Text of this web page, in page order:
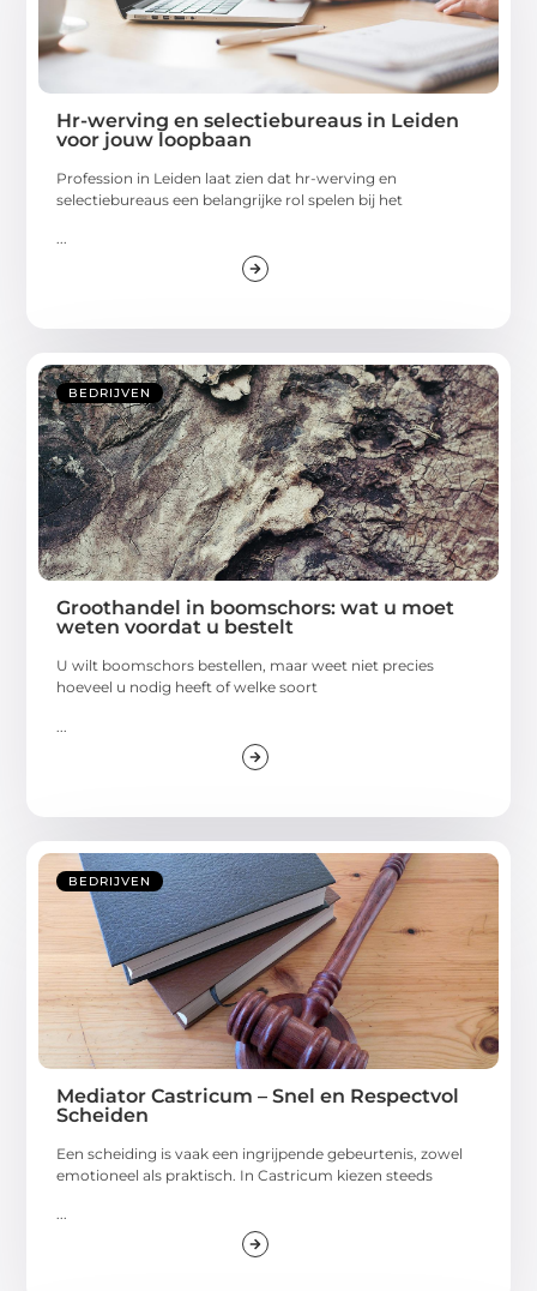
Hr-werving en selectiebureaus in Leiden
voor jouw loopbaan
Profession in Leiden laat zien dat hr-werving en
selectiebureaus een belangrijke rol spelen bij het
...
BEDRIJVEN
Groothandel in boomschors: wat u moet
weten voordat u bestelt
U wilt boomschors bestellen, maar weet niet precies
hoeveel u nodig heeft of welke soort
BEDRIJVEN
Mediator Castricum – Snel en Respectvol
Scheiden
Een scheiding is vaak een ingrijpende gebeurtenis, zowel
emotioneel als praktisch. In Castricum kiezen steeds
...